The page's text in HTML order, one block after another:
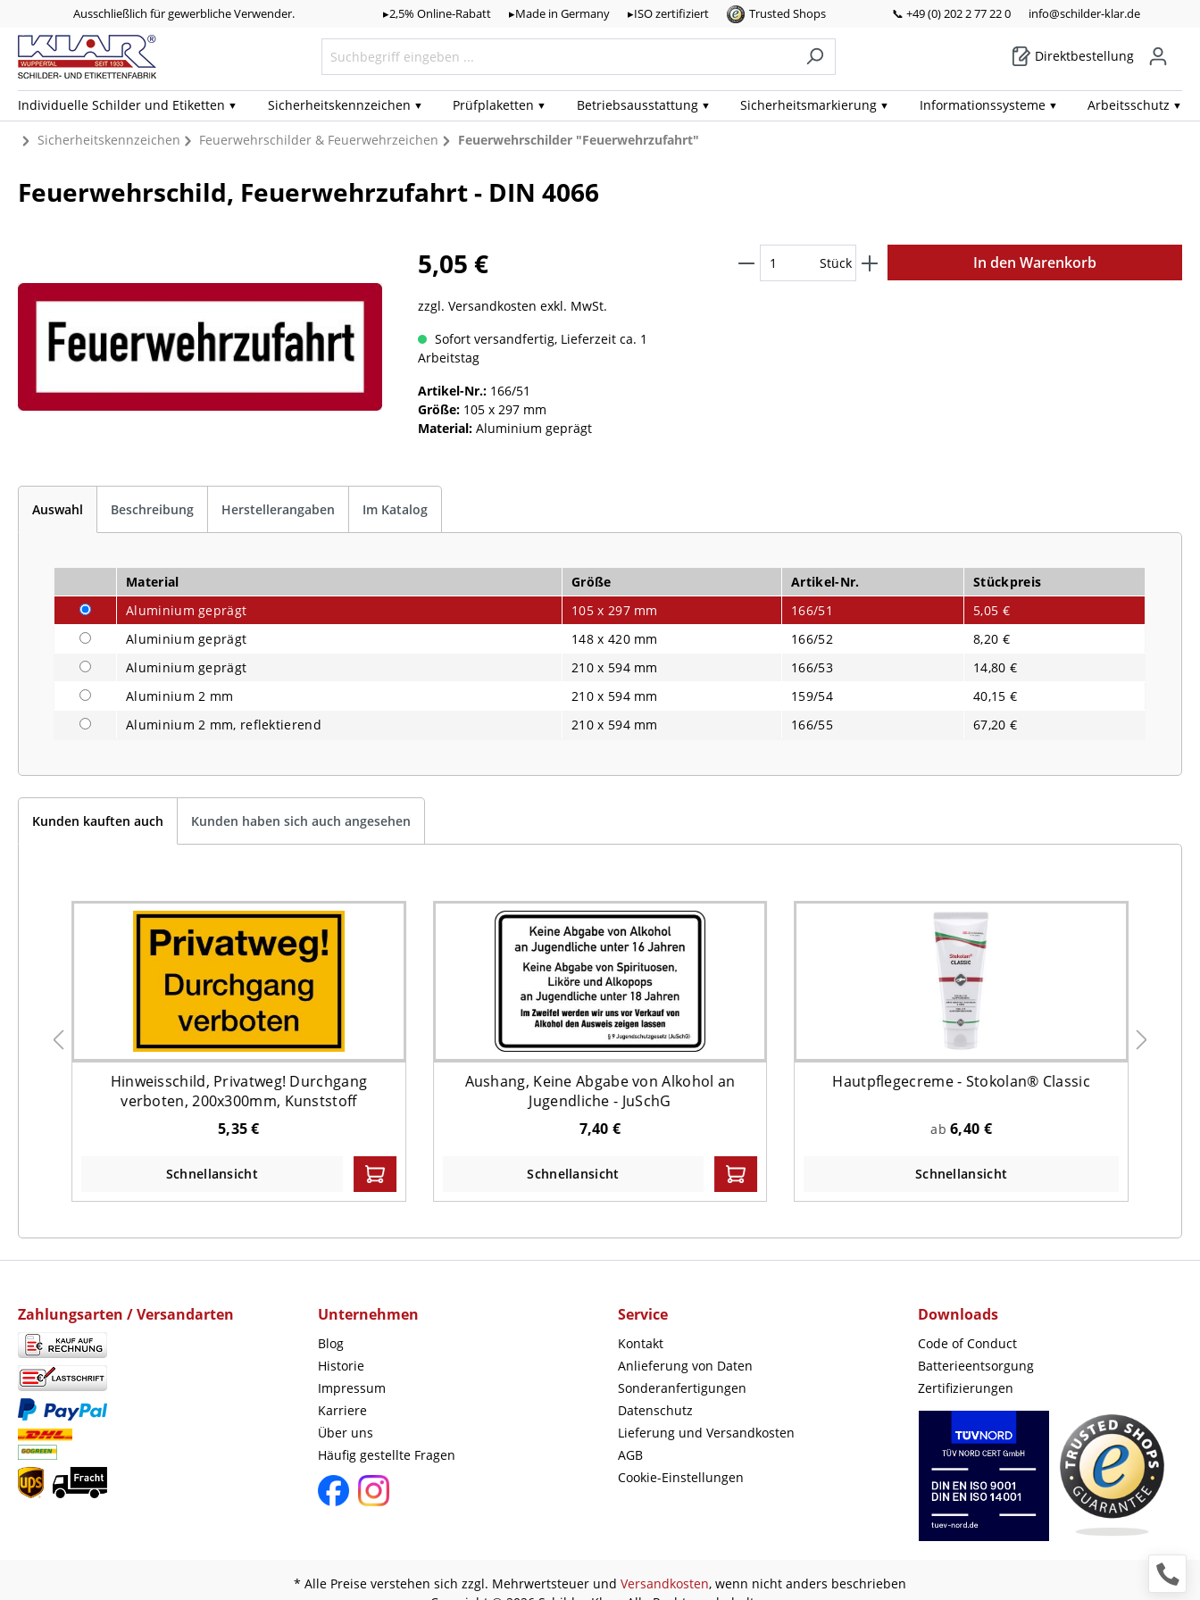
Ausschließlich für gewerbliche Verwender. ▸2,5% Online-Rabatt ▸Made in Germany ▸ISO zertifiziert Trusted Shops 📞 +49 (0) 202 2 77 22 0 info@schilder-klar.de
Direktbestellung
Individuelle Schilder und Etiketten Sicherheits­kennzeichen Prüf­plaketten Betriebs­ausstattung Sicherheits­markierung Informations­systeme Arbeits­schutz
Sicherheitskennzeichen Feuerwehrschilder & Feuerwehrzeichen Feuerwehrschilder "Feuerwehrzufahrt"
Feuerwehrschild, Feuerwehrzufahrt - DIN 4066
5,05 €
zzgl. Versandkosten exkl. MwSt.
Stück In den Warenkorb
Sofort versandfertig, Lieferzeit ca. 1
Arbeitstag
Artikel-Nr.: 166/51
Größe: 105 x 297 mm
Material: Aluminium geprägt
Auswahl Beschreibung Herstellerangaben Im Katalog
Material Größe Artikel-Nr.
Stückpreis
Aluminium geprägt
105 x 297 mm 166/51
5,05 €
Aluminium geprägt
148 x 420 mm 166/52
8,20 €
Aluminium geprägt
210 x 594 mm 166/53
14,80 €
Aluminium 2 mm
210 x 594 mm 159/54
40,15 €
Aluminium 2 mm, reflektierend
210 x 594 mm 166/55 67,20 €
Kunden kauften auch Kunden haben sich auch angesehen
Hinweisschild, Privatweg! Durchgang
verboten, 200x300mm, Kunststoff
5,35 €
Schnellansicht
Aushang, Keine Abgabe von Alkohol an
Jugendliche - JuSchG
7,40 €
Schnellansicht
Hautpflegecreme - Stokolan® Classic
ab6,40 €
Schnellansicht
Zahlungsarten / Versandarten Unternehmen
Blog
Historie
Impressum
Karriere
Über uns
Häufig gestellte Fragen
Service
Kontakt
Anlieferung von Daten
Sonderanfertigungen
Datenschutz
Lieferung und Versandkosten
AGB
Cookie-Einstellungen
Downloads
Code of Conduct
Batterieentsorgung
Zertifizierungen
* Alle Preise verstehen sich zzgl. Mehrwertsteuer und Versandkosten, wenn nicht anders beschrieben